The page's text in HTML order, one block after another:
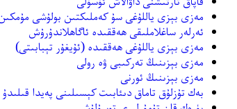
مەزى بېزى ياللۇغى سۇ كەملىكتىن بولۇشى مۇمكىن
ئەرلەر ساغلاملىقى ھەققىدە ئاگاھلاندۇرۇش
مەزى بېزى ياللۇغى ھەققىدە (ئۇيغۇر تېبابىتى)
مەزى بېزىنىڭ تەركىبى ۋە رولى
مەزى بېزىنىڭ ئورنى
بەك تۇزلۇق تاماق دىئابىت كېسىلىنى پەيدا قىلىدۇ